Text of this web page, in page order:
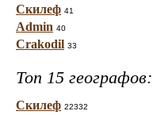
Скилеф 41
Admin 40
Crakodil 33
Топ 15 географов:
Скилеф 22332